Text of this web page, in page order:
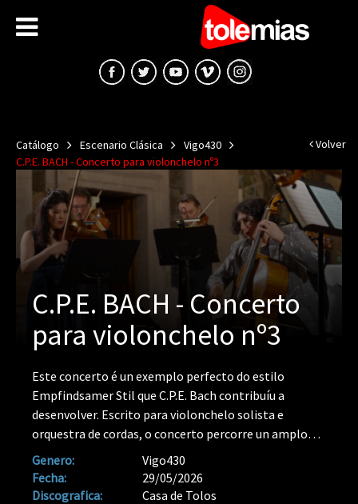
Catálogo Escenario Clásica
Vigo430
C.P.E. BACH - Concerto para violonchelo nº3
Volver
C.P.E. BACH - Concerto
para violonchelo nº3
Este concerto é un exemplo perfecto do estilo
Empfindsamer Stil que C.P.E. Bach contribuíu a
desenvolver. Escrito para violonchelo solista e
orquestra de cordas, o concerto percorre un amplo
arco emocional: o Allegro assai inicial destaca pola
súa forza rítmica e impulso, o Andante central ofrece
un momento de profunda lirismo e cantabilidade, e o
Genero:
Vigo430
Fecha:
29/05/2026
Discografica:
Casa de Tolos